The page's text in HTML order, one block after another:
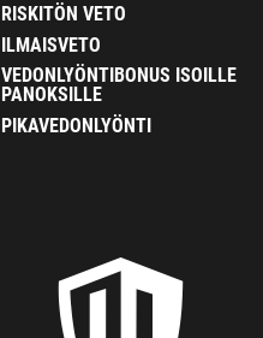
RISKITÖN VETO
ILMAISVETO
VEDONLYÖNTIBONUS ISOILLE
PANOKSILLE
PIKAVEDONLYÖNTI